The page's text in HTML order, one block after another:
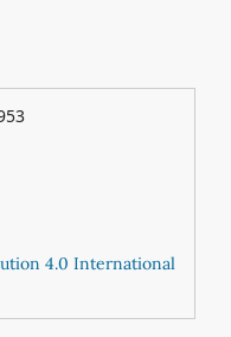
4.0 International